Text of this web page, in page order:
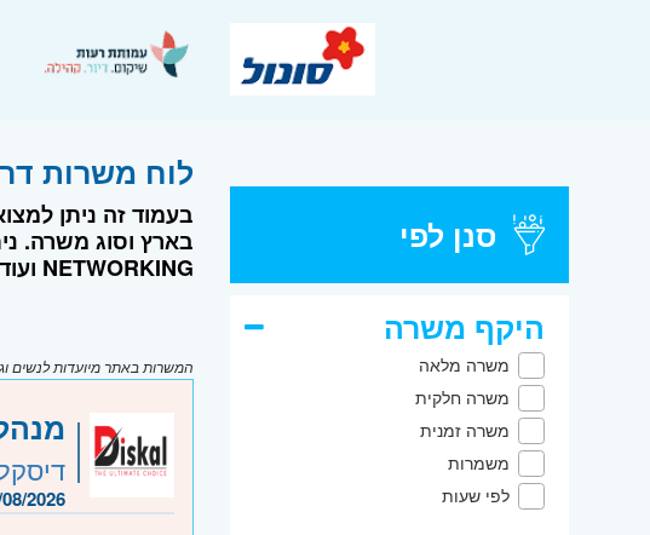
סנן לפי
היקף משרה
משרה מלאה
משרה חלקית
משרה זמנית
משמרות
לפי שעות
לוח משרות דרושים, נמצאו 8
בעמוד זה ניתן
NETWORKING ועוד.
המשרות באתר מיועדות לנשים
2026